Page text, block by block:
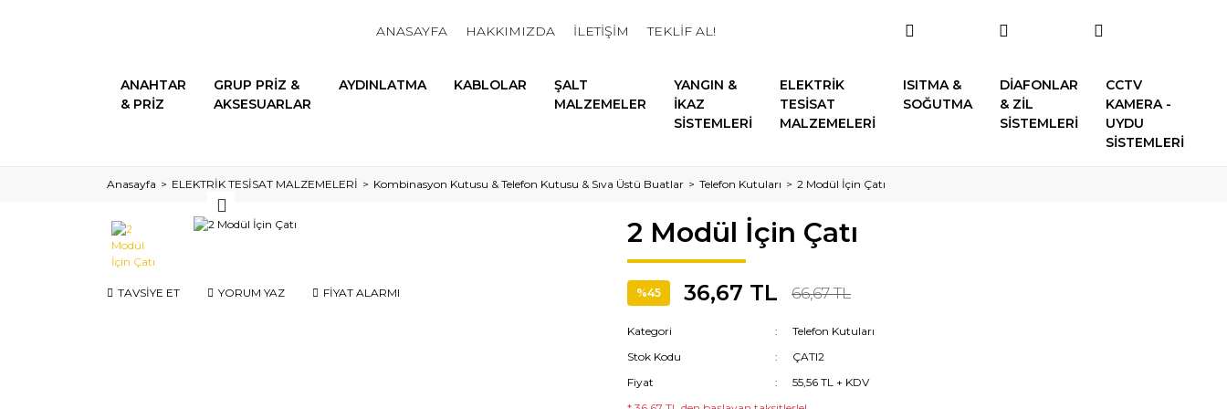
ANASAYFA HAKKIMIZDA İLETİŞİM TEKLİF AL!
ANAHTAR
& PRİZ
GRUP PRİZ &
AKSESUARLAR
AYDINLATMA KABLOLAR
ŞALT
MALZEMELER
YANGIN &
İKAZ
SİSTEMLERİ
ELEKTRİK
TESİSAT
MALZEMELERİ
ISITMA &
SOĞUTMA
DİAFONLAR
& ZİL
SİSTEMLERİ
CCTV
KAMERA -
UYDU
SİSTEMLERİ
Anasayfa ELEKTRİK TESİSAT MALZEMELERİ Kombinasyon Kutusu & Telefon Kutusu & Sıva Üstü Buatlar Telefon Kutuları 2 Modül İçin Çatı
TAVSİYE ET YORUM YAZ FİYAT ALARMI
2 Modül İçin Çatı
%45 36,67 TL 66,67 TL
Kategori
Telefon Kutuları
Stok Kodu
ÇATI2
Fiyat
55,56 TL + KDV